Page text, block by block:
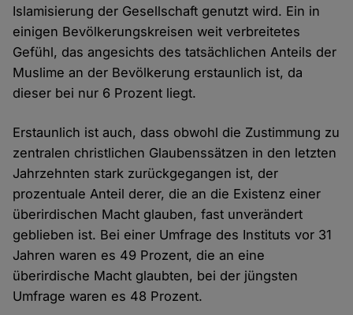
Islamisierung der Gesellschaft genutzt wird. Ein in
einigen Bevölkerungskreisen weit verbreitetes
Gefühl, das angesichts des tatsächlichen Anteils der
Muslime an der Bevölkerung erstaunlich ist, da
dieser bei nur 6 Prozent liegt.
Erstaunlich ist auch, dass obwohl die Zustimmung zu
zentralen christlichen Glaubenssätzen in den letzten
Jahrzehnten stark zurückgegangen ist, der
prozentuale Anteil derer, die an die Existenz einer
überirdischen Macht glauben, fast unverändert
geblieben ist. Bei einer Umfrage des Instituts vor 31
Jahren waren es 49 Prozent, die an eine
überirdische Macht glaubten, bei der jüngsten
Umfrage waren es 48 Prozent.